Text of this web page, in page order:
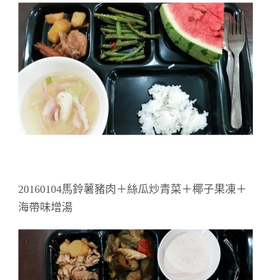
20160104馬鈴薯豬肉＋絲瓜炒青菜＋椰子果凍＋
海帶味增湯